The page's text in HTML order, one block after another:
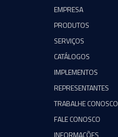
EMPRESA
PRODUTOS
SERVIÇOS
CATÁLOGOS
IMPLEMENTOS
REPRESENTANTES
TRABALHE CONOSCO
FALE CONOSCO
INFORMAÇÕES